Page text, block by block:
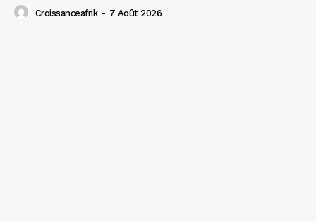
Croissanceafrik - 7 Août 2026